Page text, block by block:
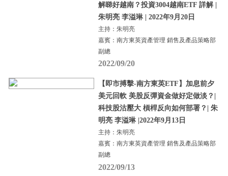
解睇好越南？投資3004越南ETF 詳解 |
朱明亮 李溢琳 | 2022年9月20日
主持：朱明亮
嘉賓：南方東英資產管理 銷售及產品策略部
副總
2022/09/20
【即市搏擊-南方東英ETF】加息前夕
美元回軟 美股反彈資金做好定做淡？|
科技股沽壓大 槓桿反向如何部署？| 朱
明亮 李溢琳 |2022年9月13日
主持：朱明亮
嘉賓：南方東英資產管理 銷售及產品策略部
副總
2022/09/13